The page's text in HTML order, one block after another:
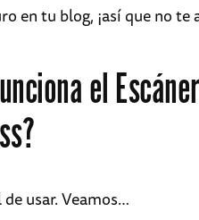
en tu blog, ¡así que no
el
usar. Veamos…